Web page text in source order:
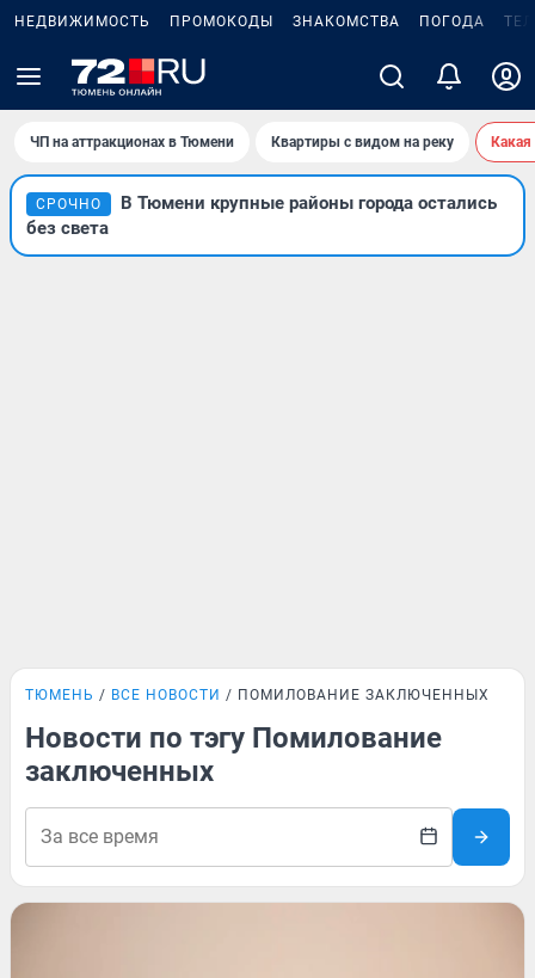
НЕДВИЖИМОСТЬ ПРОМОКОДЫ ЗНАКОМСТВА ПОГОДА
ЧП на аттракционах в Тюмени Квартиры с видом на реку
СРОЧНО
В Тюмени крупные районы города остались
без света
ТЮМЕНЬ ВСЕ НОВОСТИ ПОМИЛОВАНИЕ ЗАКЛЮЧЕННЫХ
Новости по тэгу Помилование
заключенных